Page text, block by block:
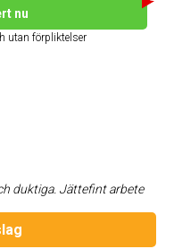
nu
utan förpliktelser
duktiga. Jättefint arbete